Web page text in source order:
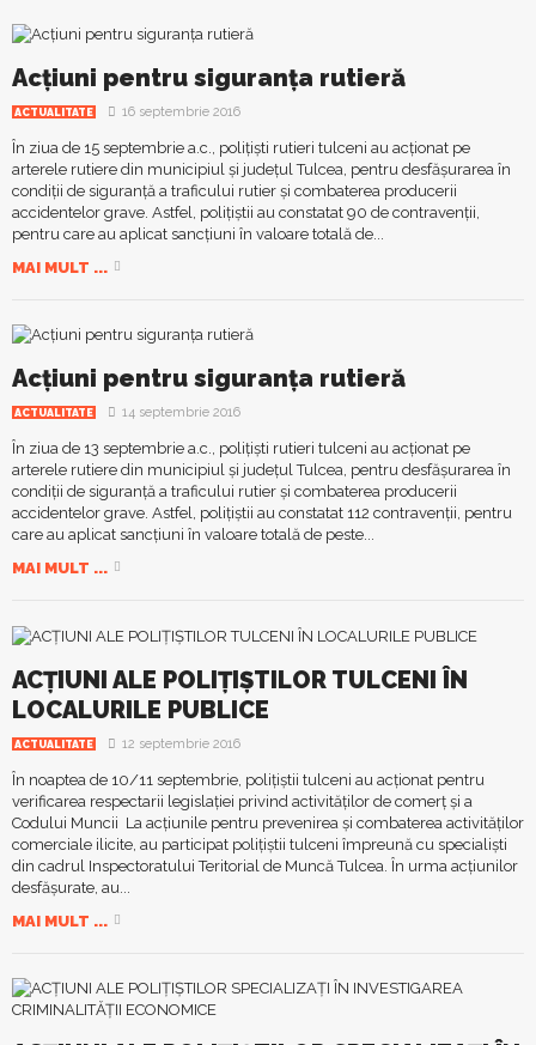
Acțiuni pentru siguranța rutieră
ACTUALITATE 16 septembrie 2016
În ziua de 15 septembrie a.c., polițiști rutieri tulceni au acționat pe
arterele rutiere din municipiul și județul Tulcea, pentru desfășurarea în
condiții de siguranță a traficului rutier și combaterea producerii
accidentelor grave. Astfel, polițiștii au constatat 90 de contravenții,
pentru care au aplicat sancțiuni în valoare totală de...
MAI MULT ...
Acţiuni pentru siguranţa rutieră
ACTUALITATE 14 septembrie 2016
În ziua de 13 septembrie a.c., poliţişti rutieri tulceni au acţionat pe
arterele rutiere din municipiul şi judeţul Tulcea, pentru desfășurarea în
condiții de siguranță a traficului rutier și combaterea producerii
accidentelor grave. Astfel, poliţiştii au constatat 112 contravenţii, pentru
care au aplicat sancţiuni în valoare totală de peste...
MAI MULT ...
ACȚIUNI ALE POLIȚIȘTILOR TULCENI ÎN
LOCALURILE PUBLICE
ACTUALITATE 12 septembrie 2016
În noaptea de 10/11 septembrie, polițiștii tulceni au acționat pentru
verificarea respectarii legislației privind activităților de comerț și a
Codului Muncii La acțiunile pentru prevenirea și combaterea activităților
comerciale ilicite, au participat polițiștii tulceni împreună cu specialiști
din cadrul Inspectoratului Teritorial de Muncă Tulcea. În urma acțiunilor
desfășurate, au...
MAI MULT ...